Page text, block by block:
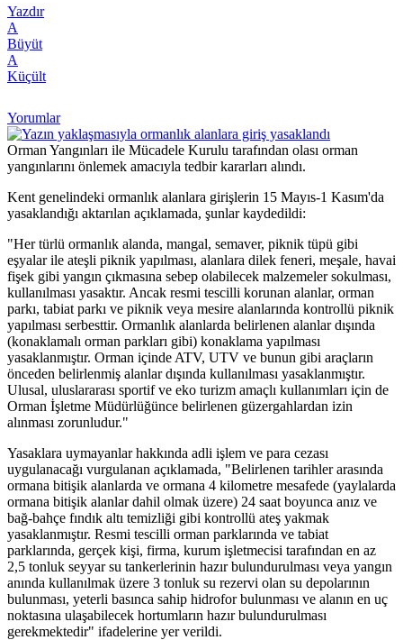
Yazdır
A
Büyüt
A
Küçült
Yorumlar
Orman Yangınları ile Mücadele Kurulu tarafından olası orman
yangınlarını önlemek amacıyla tedbir kararları alındı.
Kent genelindeki ormanlık alanlara girişlerin 15 Mayıs-1 Kasım'da
yasaklandığı aktarılan açıklamada, şunlar kaydedildi:
"Her türlü ormanlık alanda, mangal, semaver, piknik tüpü gibi
eşyalar ile ateşli piknik yapılması, alanlara dilek feneri, meşale, havai
fişek gibi yangın çıkmasına sebep olabilecek malzemeler sokulması,
kullanılması yasaktır. Ancak resmi tescilli korunan alanlar, orman
parkı, tabiat parkı ve piknik veya mesire alanlarında kontrollü piknik
yapılması serbesttir. Ormanlık alanlarda belirlenen alanlar dışında
(konaklamalı orman parkları gibi) konaklama yapılması
yasaklanmıştır. Orman içinde ATV, UTV ve bunun gibi araçların
önceden belirlenmiş alanlar dışında kullanılması yasaklanmıştır.
Ulusal, uluslararası sportif ve eko turizm amaçlı kullanımları için de
Orman İşletme Müdürlüğünce belirlenen güzergahlardan izin
alınması zorunludur."
Yasaklara uymayanlar hakkında adli işlem ve para cezası
uygulanacağı vurgulanan açıklamada, "Belirlenen tarihler arasında
ormana bitişik alanlarda ve ormana 4 kilometre mesafede (yaylalarda
ormana bitişik alanlar dahil olmak üzere) 24 saat boyunca anız ve
bağ-bahçe fındık altı temizliği gibi kontrollü ateş yakmak
yasaklanmıştır. Resmi tescilli orman parklarında ve tabiat
parklarında, gerçek kişi, firma, kurum işletmecisi tarafından en az
2,5 tonluk seyyar su tankerlerinin hazır bulundurulması veya yangın
anında kullanılmak üzere 3 tonluk su rezervi olan su depolarının
bulunması, yeterli basınca sahip hidrofor bulunması ve alanın en uç
noktasına ulaşabilecek hortumların hazır bulundurulması
gerekmektedir" ifadelerine yer verildi.